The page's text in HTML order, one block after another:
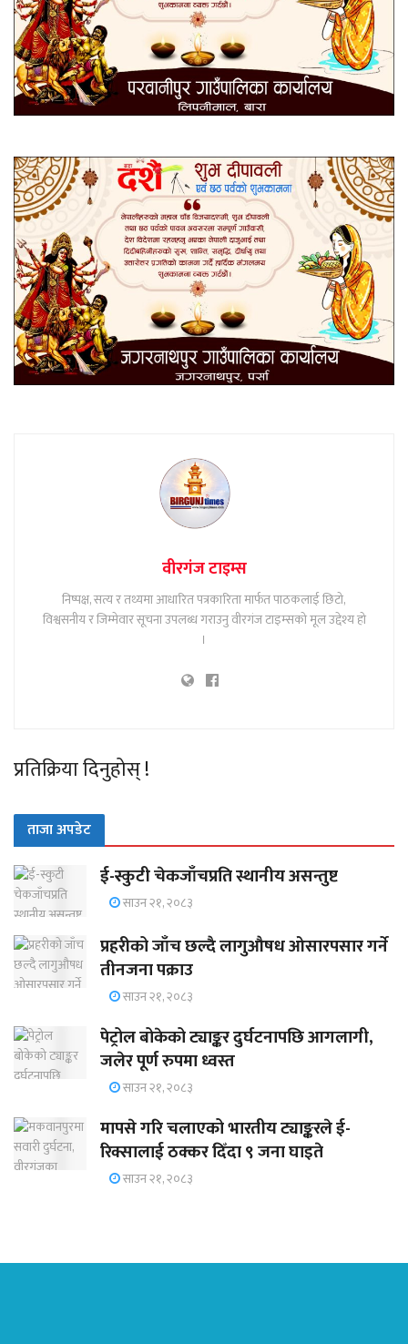
वीरगंज टाइम्स
निष्पक्ष, सत्य र तथ्यमा आधारित पत्रकारिता मार्फत पाठकलाई छिटो,
विश्वसनीय र जिम्मेवार सूचना उपलब्ध गराउनु वीरगंज टाइम्सको मूल उद्देश्य हो
।
प्रतिक्रिया दिनुहोस् !
ताजा अपडेट
ई-स्कुटी चेकजाँचप्रति स्थानीय असन्तुष्ट
साउन २१, २०८३
प्रहरीको जाँच छल्दै लागुऔषध ओसारपसार गर्ने
तीनजना पक्राउ
साउन २१, २०८३
पेट्रोल बोकेको ट्याङ्कर दुर्घटनापछि आगलागी,
जलेर पूर्ण रुपमा ध्वस्त
साउन २१, २०८३
मापसे गरि चलाएको भारतीय ट्याङ्करले ई-
रिक्सालाई ठक्कर दिँदा ९ जना घाइते
साउन २१, २०८३